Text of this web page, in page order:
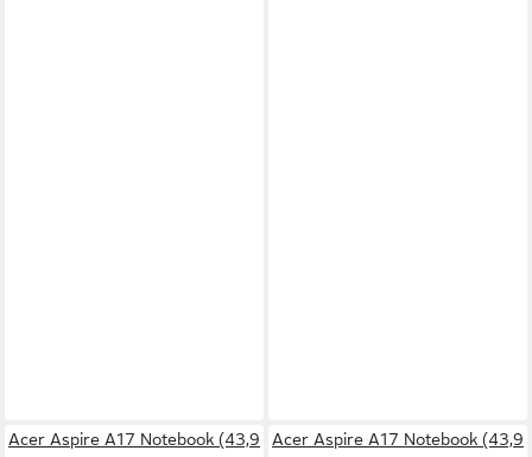
Acer Aspire A17 Notebook (43,9
Acer Aspire A17 Notebook (43,9